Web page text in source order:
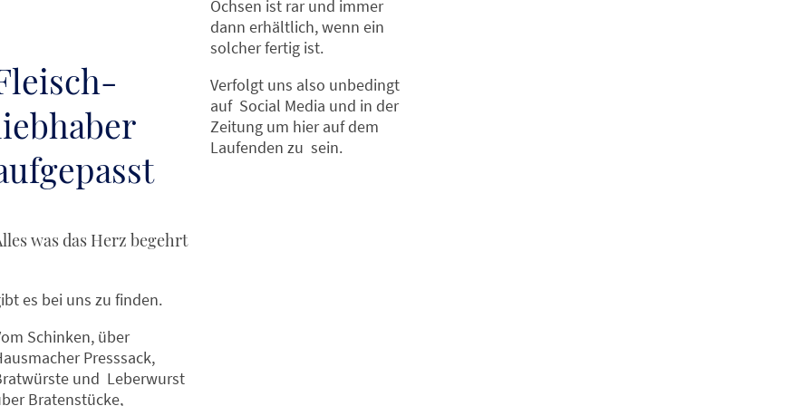
was das Herz begehrt
es bei uns zu finden.
Schinken, über
Presssack,
und Leberwurst
Bratenstücke,
Ochsen ist rar und immer
dann erhältlich, wenn ein
solcher fertig ist.
Verfolgt uns also unbedingt
auf Social Media und in der
Zeitung um hier auf dem
Laufenden zu sein.